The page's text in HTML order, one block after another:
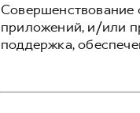
Совершенствование
приложений, и/или
поддержка,